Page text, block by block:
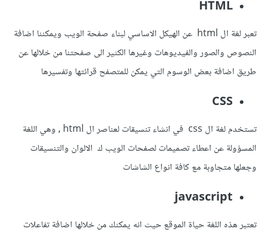
HTML
تعبر لغة ال html عن الهيكل الاساسي لبناء صفحة الويب ويمكننا اضافة
النصوص والصور والفيديوهات وغيرها الكثير الى صفحتنا من خلالها عن
طريق اضافة بعض الوسوم التي يمكن للمتصفح قرائتها وتفسيرها
CSS
تستخدم لغة ال css في انشاء تنسيقات لعناصر ال html , وهي اللغة
المسؤولة عن اعطاء تصميمات لصفحات الويب ك الالوان والتنسيقات
وجعلها متجاوبة مع كافة انواع الشاشات
javascript
تعتبر هذه اللغة حياة الموقع حيث انه يمكنك من خلالها اضافة تفاعلات